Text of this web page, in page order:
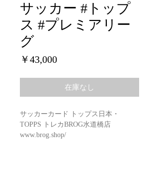
サッカー #トップ
ス #プレミアリー
グ
￥43,000価
在庫なし
サッカーカード トップス日本・
TOPPS トレカBROG水道橋店
www.brog.shop/